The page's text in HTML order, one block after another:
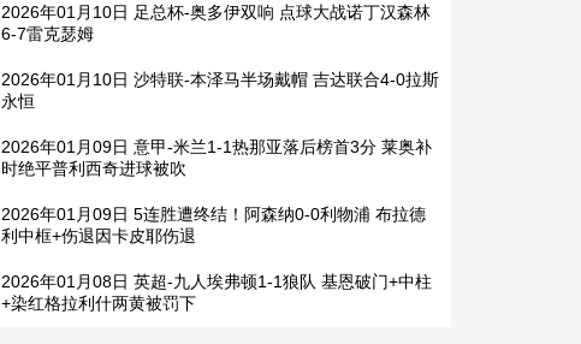
2026年01月10日 足总杯-奥多伊双响 点球大战诺丁汉森林
6-7雷克瑟姆
2026年01月10日 沙特联-本泽马半场戴帽 吉达联合4-0拉斯
永恒
2026年01月09日 意甲-米兰1-1热那亚落后榜首3分 莱奥补
时绝平普利西奇进球被吹
2026年01月09日 5连胜遭终结！阿森纳0-0利物浦 布拉德
利中框+伤退因卡皮耶伤退
2026年01月08日 英超-九人埃弗顿1-1狼队 基恩破门+中柱
+染红格拉利什两黄被罚下